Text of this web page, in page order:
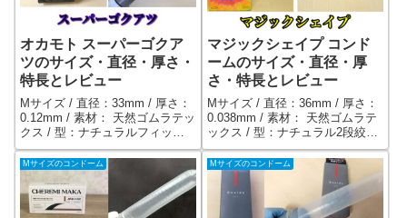
オカモト スーパーゴクア
ツのサイズ・直径・厚さ・
特長とレビュー
Mサイズ / 直径：33mm / 厚さ：
0.12mm / 素材： 天然ゴムラテッ
クス / 型：ナチュラルフィット
型 / メーカー：オカモト / 潤滑剤
を20%増量（NEWゴクアツ比）
した極厚コンドーム。最厚部
0.12mm。極厚コンドームの中で
最も厚い。
マジックシェイプ コンド
ームのサイズ・直径・厚
さ・特長とレビュー
Mサイズ / 直径：36mm / 厚さ：
0.038mm / 素材： 天然ゴムラテ
ックス / 型：ナチュラル2段絞り
/ メーカー：相模ゴム工業 / 上下
の装着方向があるリアルフィッ
ト型。2段階に絞られていて、カ
リとサオの段差に密着する。
Mサイズのコンドーム Mサイズのコンドーム